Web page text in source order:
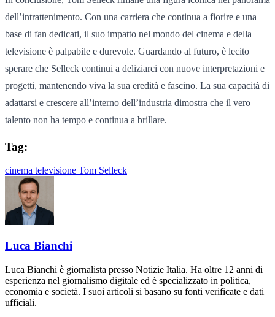
dell’intrattenimento. Con una carriera che continua a fiorire e una
base di fan dedicati, il suo impatto nel mondo del cinema e della
televisione è palpabile e durevole. Guardando al futuro, è lecito
sperare che Selleck continui a deliziarci con nuove interpretazioni e
progetti, mantenendo viva la sua eredità e fascino. La sua capacità di
adattarsi e crescere all’interno dell’industria dimostra che il vero
talento non ha tempo e continua a brillare.
Tag:
cinema televisione Tom Selleck
Luca Bianchi
Luca Bianchi è giornalista presso Notizie Italia. Ha oltre 12 anni di
esperienza nel giornalismo digitale ed è specializzato in politica,
economia e società. I suoi articoli si basano su fonti verificate e dati
ufficiali.